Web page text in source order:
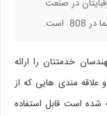
در صنعت
است.
خدمتتان را ارائه
مندی هایی که از
سال ها ثبت شده است قابل استفاده